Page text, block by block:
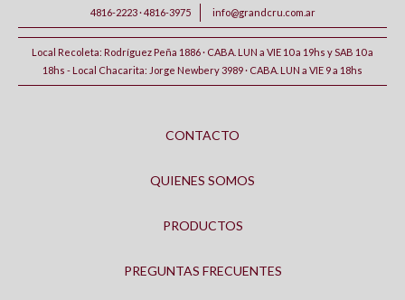
4816-2223 · 4816-3975 info@grandcru.com.ar
Local Recoleta: Rodríguez Peña 1886 · CABA. LUN a VIE 10 a 19hs y SAB 10 a
18hs - Local Chacarita: Jorge Newbery 3989 · CABA. LUN a VIE 9 a 18hs
CONTACTO
QUIENES SOMOS
PRODUCTOS
PREGUNTAS FRECUENTES